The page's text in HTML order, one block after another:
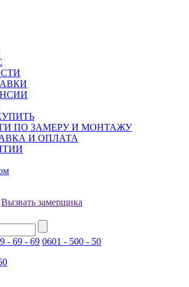
ПО ЗАМЕРУ И МОНТАЖУ
И ОПЛАТА
Вызвать замерщика
- 69 - 69 0601 - 500 - 50